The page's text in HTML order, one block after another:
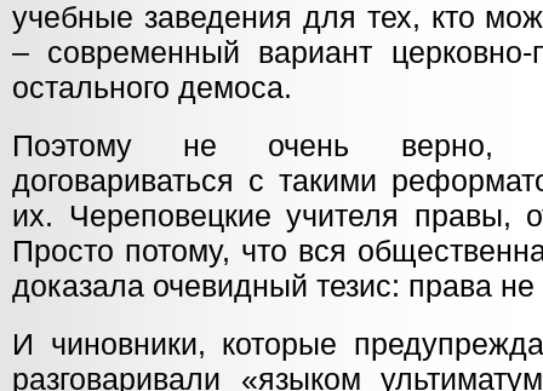
учебные заведения для тех, кто
– современный вариант
остального демоса.
Поэтому не очень верно,
договариваться с такими
их. Череповецкие учителя правы,
Просто потому, что вся
доказала очевидный тезис: права не
И чиновники, которые
разговаривали «языком